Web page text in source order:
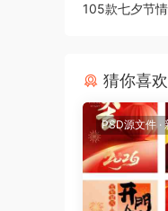
105款七夕节
猜你喜欢
PSD源文件 ·